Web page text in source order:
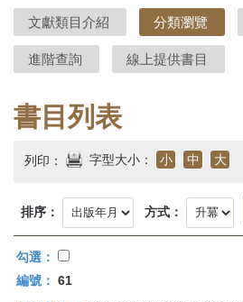
灣
史
研
究
首
頁
文獻類目介紹 分類瀏覽
進階查詢 線上提供書目
書目列表
列印： 字型大小： 小 中 大
排序： 方式：
勾選：
編號： 61